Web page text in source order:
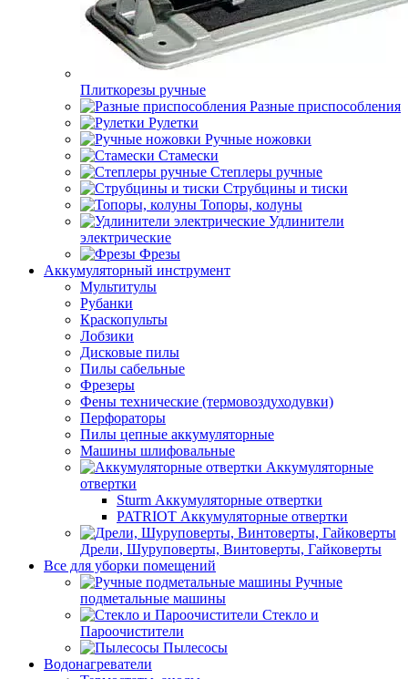
Плиткорезы ручные
Разные приспособления
Рулетки
Ручные ножовки
Стамески
Степлеры ручные
Струбцины и тиски
Топоры, колуны
Удлинители
электрические
Фрезы
Аккумуляторный инструмент
Мультитулы
Рубанки
Краскопульты
Лобзики
Дисковые пилы
Пилы сабельные
Фрезеры
Фены технические (термовоздуходувки)
Перфораторы
Пилы цепные аккумуляторные
Машины шлифовальные
Аккумуляторные
отвертки
Sturm Аккумуляторные отвертки
PATRIOT Аккумуляторные отвертки
Дрели, Шуруповерты, Винтоверты, Гайковерты
Все для уборки помещений
Ручные
подметальные машины
Стекло и
Пароочистители
Пылесосы
Водонагреватели